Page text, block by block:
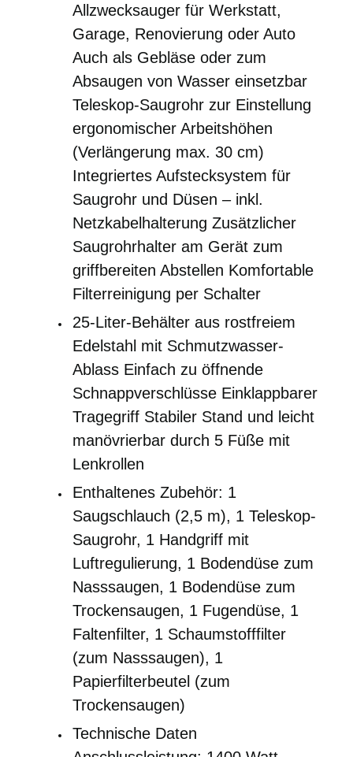
Allzwecksauger für Werkstatt,
Garage, Renovierung oder Auto
Auch als Gebläse oder zum
Absaugen von Wasser einsetzbar
Teleskop-Saugrohr zur Einstellung
ergonomischer Arbeitshöhen
(Verlängerung max. 30 cm)
Integriertes Aufstecksystem für
Saugrohr und Düsen – inkl.
Netzkabelhalterung Zusätzlicher
Saugrohrhalter am Gerät zum
griffbereiten Abstellen Komfortable
Filterreinigung per Schalter
25-Liter-Behälter aus rostfreiem
Edelstahl mit Schmutzwasser-
Ablass Einfach zu öffnende
Schnappverschlüsse Einklappbarer
Tragegriff Stabiler Stand und leicht
manövrierbar durch 5 Füße mit
Lenkrollen
Enthaltenes Zubehör: 1
Saugschlauch (2,5 m), 1 Teleskop-
Saugrohr, 1 Handgriff mit
Luftregulierung, 1 Bodendüse zum
Nasssaugen, 1 Bodendüse zum
Trockensaugen, 1 Fugendüse, 1
Faltenfilter, 1 Schaumstofffilter
(zum Nasssaugen), 1
Papierfilterbeutel (zum
Trockensaugen)
Technische Daten